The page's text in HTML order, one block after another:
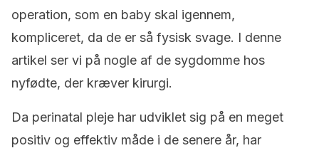
operation, som en baby skal igennem,
kompliceret, da de er så fysisk svage. I denne
artikel ser vi på nogle af de sygdomme hos
nyfødte, der kræver kirurgi.
Da perinatal pleje har udviklet sig på en meget
positiv og effektiv måde i de senere år, har